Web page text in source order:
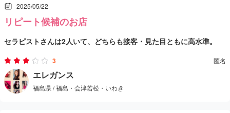
2025/05/22
リピート候補のお店
セラピストさんは2人いて、どちらも接客・見た目ともに高水準。
今回は60分12,000円のコースでお願いしましたが、マッサージも丁
寧で手抜きなく、しっかり対応してもらいました。
リラックスできる雰囲気で、全体的に満足度は高かったです。個人
3 匿名
エレガンス
福島県 / 福島・会津若松・いわき